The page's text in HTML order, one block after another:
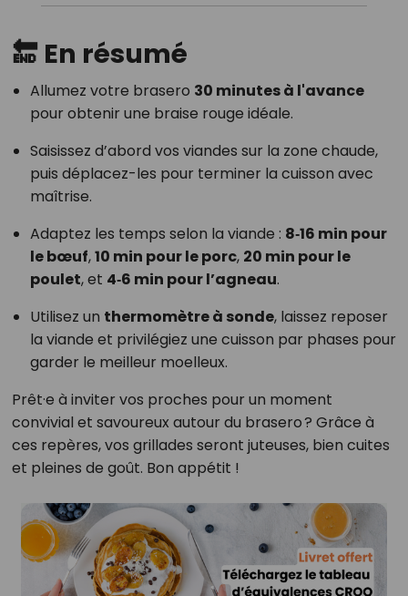
🔚 En résumé
Allumez votre brasero 30 minutes à l'avance
pour obtenir une braise rouge idéale.
Saisissez d’abord vos viandes sur la zone chaude,
puis déplacez-les pour terminer la cuisson avec
maîtrise.
Adaptez les temps selon la viande : 8‑16 min pour
le bœuf,10 min pour le porc, 20 min pour le
poulet, et 4‑6 min pour l’agneau.
Utilisez un thermomètre à sonde, laissez reposer
la viande et privilégiez une cuisson par phases pour
garder le meilleur moelleux.
Prêt·e à inviter vos proches pour un moment
convivial et savoureux autour du brasero ? Grâce à
ces repères, vos grillades seront juteuses, bien cuites
et pleines de goût. Bon appétit !